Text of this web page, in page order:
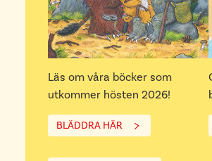
Läs om våra böcker som
utkommer hösten 2026!
BLÄDDRA HÄR